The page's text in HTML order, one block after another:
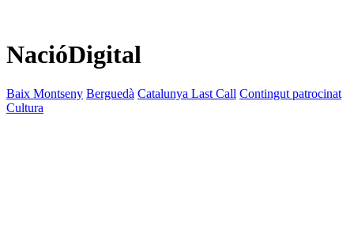
NacióDigital
Baix Montseny Berguedà Catalunya Last Call Contingut patrocinat
Cultura